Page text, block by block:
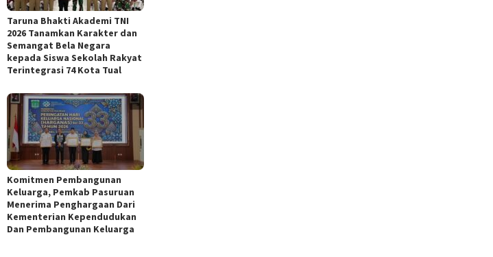
Taruna Bhakti Akademi TNI
2026 Tanamkan Karakter dan
Semangat Bela Negara
kepada Siswa Sekolah Rakyat
Terintegrasi 74 Kota Tual
Komitmen Pembangunan
Keluarga, Pemkab Pasuruan
Menerima Penghargaan Dari
Kementerian Kependudukan
Dan Pembangunan Keluarga